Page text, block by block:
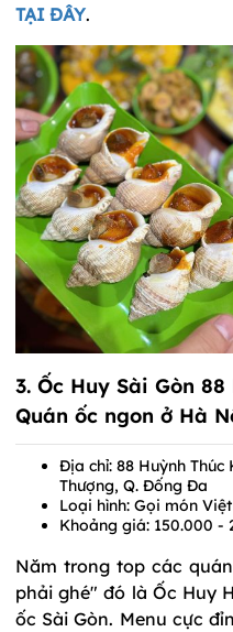
TẠI ĐÂY.
3. Ốc Huy Sài Gòn
Quán ốc ngon ở Hà
Địa chỉ: 88 Huỳnh Thúc
Thượng, Q. Đống Đa
Loại hình: Gọi món Việt
Khoảng giá: 150.000
Năm trong top các
phải ghé" đó là Ốc Huy
ốc Sài Gòn. Menu cực